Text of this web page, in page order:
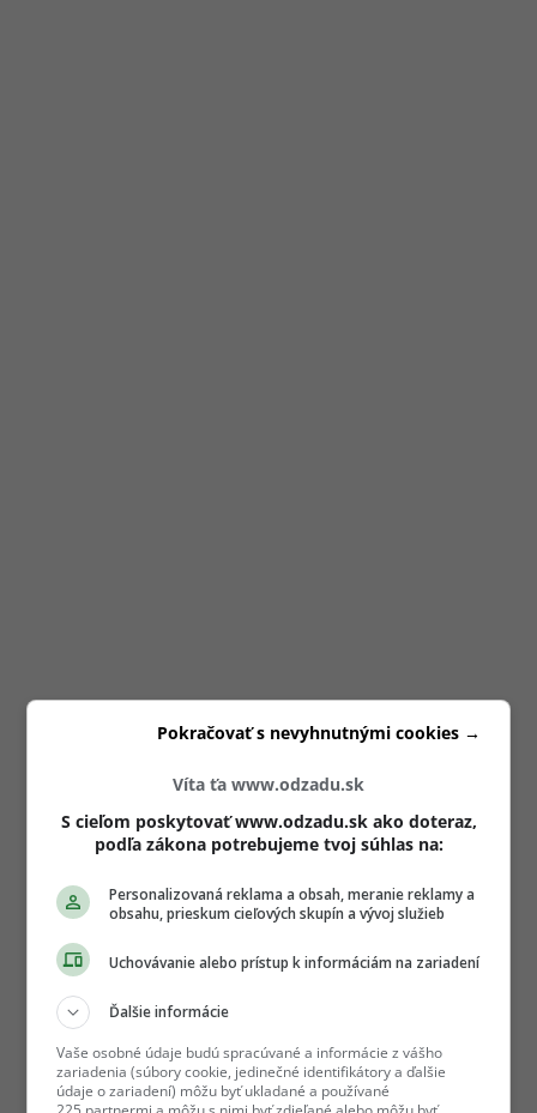
Víta ťa www.odzadu.sk
S cieľom poskytovať www.odzadu.sk ako doteraz,
podľa zákona potrebujeme tvoj súhlas na:
Personalizovaná reklama a obsah, meranie reklamy a
obsahu, prieskum cieľových skupín a vývoj služieb
Uchovávanie alebo prístup k informáciám na zariadení
Ďalšie informácie
Vaše osobné údaje budú spracúvané a informácie z vášho
zariadenia (súbory cookie, jedinečné identifikátory a ďalšie
údaje o zariadení) môžu byť ukladané a používané
Pokračovať s nevyhnutnými cookies →